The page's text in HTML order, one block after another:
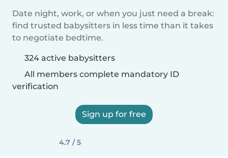
Date night, work, or when you just need a break:
find trusted babysitters in less time than it takes
to negotiate bedtime.
324 active babysitters
All members complete mandatory ID
verification
Sign up for free
4.7 / 5